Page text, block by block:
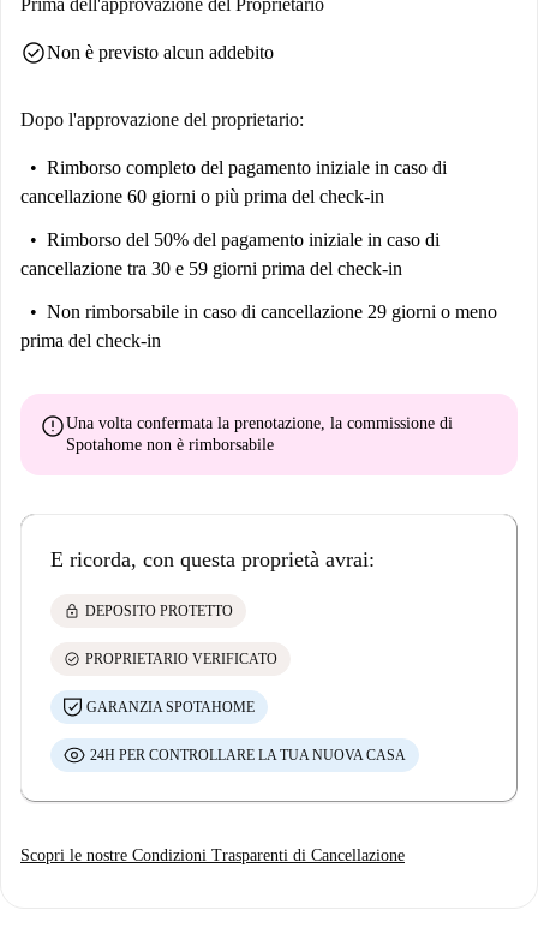
Prima dell'approvazione del Proprietario
check_circleNon è previsto alcun addebito
Dopo l'approvazione del proprietario:
Rimborso completo del pagamento iniziale in caso di
cancellazione 60 giorni o più prima del check-in
Rimborso del 50% del pagamento iniziale in caso di
cancellazione tra 30 e 59 giorni prima del check-in
Non rimborsabile in caso di cancellazione 29 giorni o meno
prima del check-in
errorUna volta confermata la prenotazione, la commissione di
Spotahome non è rimborsabile
E ricorda, con questa proprietà avrai:
lock DEPOSITO PROTETTO
check_circle PROPRIETARIO VERIFICATO
GARANZIA SPOTAHOME
24H PER CONTROLLARE LA TUA NUOVA CASA
Scopri le nostre Condizioni Trasparenti di Cancellazione